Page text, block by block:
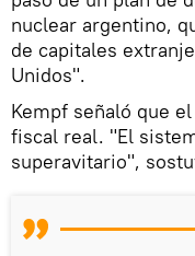
nuclear argentino,
de capitales
Unidos".
Kempf señaló que
fiscal real. "El
superavitario",